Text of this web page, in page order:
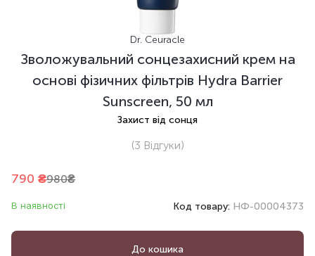
Dr. Ceuracle
Зволожувальний сонцезахисний крем на
основі фізичних фільтрів Hydra Barrier
Sunscreen, 50 мл
Захист від сонця
(3 Відгуки)
790 ₴980₴
В наявності Код товару: НФ-00004373
До кошика